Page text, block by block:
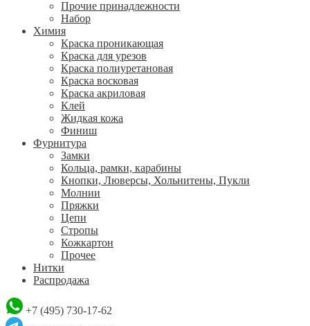
Прочие принадлежности
Набор
Химия
Краска проникающая
Краска для урезов
Краска полиуретановая
Краска восковая
Краска акриловая
Клей
Жидкая кожа
Финиш
Фурнитура
Замки
Кольца, рамки, карабины
Кнопки, Люверсы, Хольнитены, Пукли
Молнии
Пряжки
Цепи
Стропы
Кожкартон
Прочее
Нитки
Распродажа
+7 (495) 730-17-62